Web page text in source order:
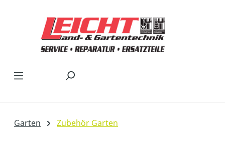
Garten Zubehör Garten